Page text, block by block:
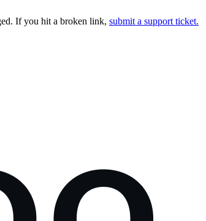
If you hit a broken link, submit a support ticket.